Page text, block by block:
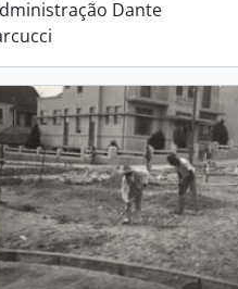
Dante